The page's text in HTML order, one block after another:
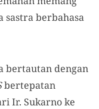
sastra berbahasa
bertautan dengan
bertepatan
Ir. Sukarno ke